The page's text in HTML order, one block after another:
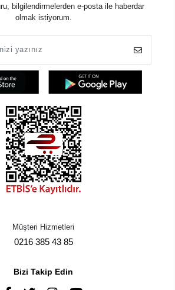
bilgilendirmelerden e-posta ile haberdar
olmak istiyorum.
Müşteri Hizmetleri
0216 385 43 85
Bizi Takip Edin